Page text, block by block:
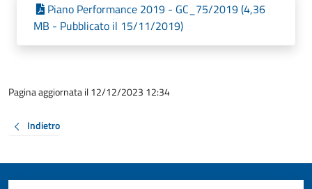
Piano Performance 2019 - GC_75/2019 (4,36
MB - Pubblicato il 15/11/2019)
Pagina aggiornata il 12/12/2023 12:34
Indietro